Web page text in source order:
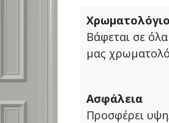
Χρωματολόγιο
Βάφεται σε
μας
Ασφάλεια
Προσφέρει